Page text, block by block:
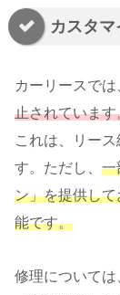
カスタ
カーリースでは
止されています
これは、リー
す。ただし、 一
ン」を提供し
能です。
修理について